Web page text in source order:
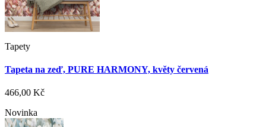
Tapety
Tapeta na zeď, PURE HARMONY, květy červená
466,00 Kč
Novinka